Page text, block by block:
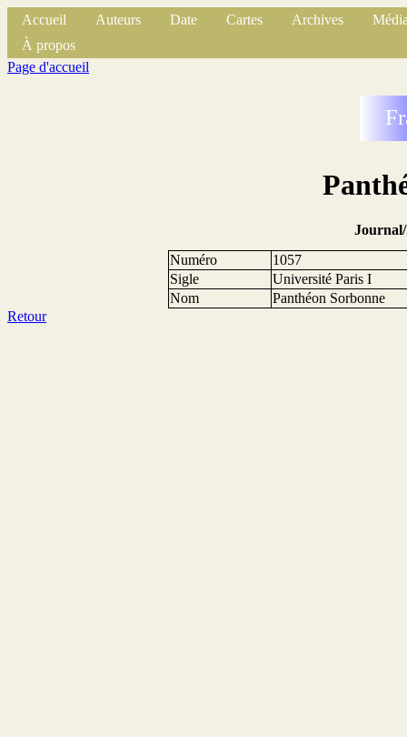
Accueil Auteurs Date Cartes Archives
À propos
Page d'accueil
Numéro
1057
Sigle
Université Paris I
Nom
Panthéon Sorbonne
Retour